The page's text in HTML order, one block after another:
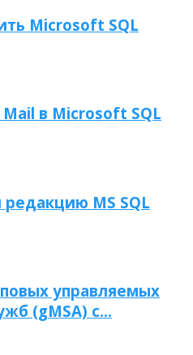
Microsoft SQL
в Microsoft SQL
MS SQL
управляемых
(gMSA) с...